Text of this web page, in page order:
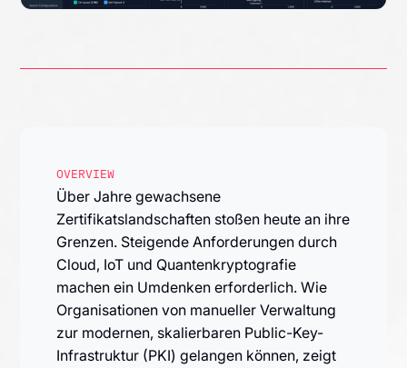
OVERVIEW
Über Jahre gewachsene
Zertifikatslandschaften stoßen heute an ihre
Grenzen. Steigende Anforderungen durch
Cloud, IoT und Quantenkryptografie
machen ein Umdenken erforderlich. Wie
Organisationen von manueller Verwaltung
zur modernen, skalierbaren Public-Key-
Infrastruktur (PKI) gelangen können, zeigt